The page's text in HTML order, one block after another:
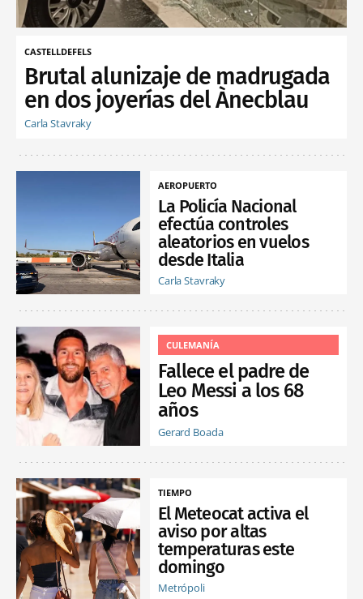
CASTELLDEFELS
Brutal alunizaje de madrugada
en dos joyerías del Ànecblau
Carla Stavraky
AEROPUERTO
La Policía Nacional
efectúa controles
aleatorios en vuelos
desde Italia
Carla Stavraky
CULEMANÍA
Fallece el padre de
Leo Messi a los 68
años
Gerard Boada
TIEMPO
El Meteocat activa el
aviso por altas
temperaturas este
domingo
Metrópoli